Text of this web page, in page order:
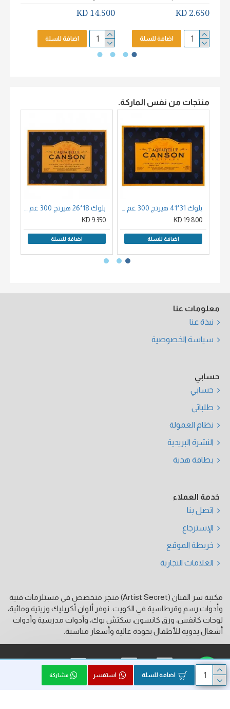
اضافة للسلة استفسر مشاركة
2.650 KD
اضافة للسلة
14.500 KD
اضافة للسلة
منتجات من نفس الماركة.
19.800 KD
اضافة للسلة
9.350 KD
اضافة للسلة
معلومات عنا
نبذة عنا
سياسة الخصوصية
حسابي
حسابي
طلباتي
نظام العمولة
النشرة البريدية
بطاقة هدية
خدمة العملاء
اتصل بنا
الإسترجاع
خريطة الموقع
العلامات التجارية
مكتبة سر الفنان (Artist Secret) متجر متخصص في مستلزمات فنية
وأدوات رسم وقرطاسية في الكويت. نوفر ألوان أكريليك وزيتية ومائية،
لوحات كانفس، ورق كانسون، سكتش بوك، وأدوات مدرسية وأدوات
أشغال يدوية للأطفال بجودة عالية وأسعار مناسبة.
الحقوق محفوظة © 2026, Artist Secret, بواسطة HK